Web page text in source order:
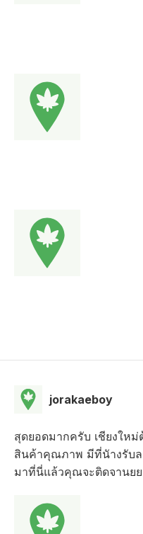
jorakaeboy
สุดยอดมากครับ เชียงใหม่
สินค้าคุณภาพ มีที่นัางรับ
มาที่นี่แล้วคุณจะติดจานยย